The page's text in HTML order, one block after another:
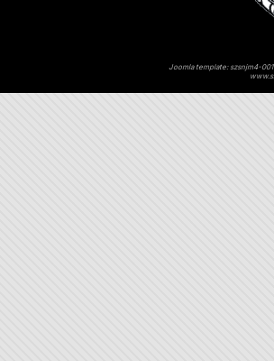
Joomla template: szsnjm4-